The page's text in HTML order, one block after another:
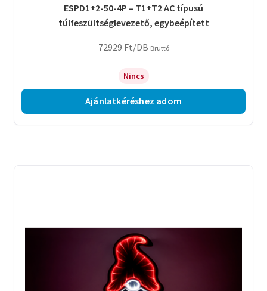
ESPD1+2-50-4P – T1+T2 AC típusú
túlfeszültséglevezető, egybeépített
72929 Ft/DB Bruttó
Nincs
Ajánlatkéréshez adom